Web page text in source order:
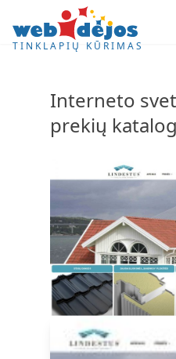
Skip to content
TINKLAPIŲ KŪRIMAS
Interneto
prekių